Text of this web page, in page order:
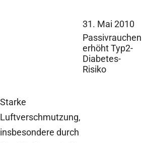
31. Mai 2010
Passivrauchen
erhöht Typ2-
Diabetes-
Risiko
Starke
Luftverschmutzung,
insbesondere durch